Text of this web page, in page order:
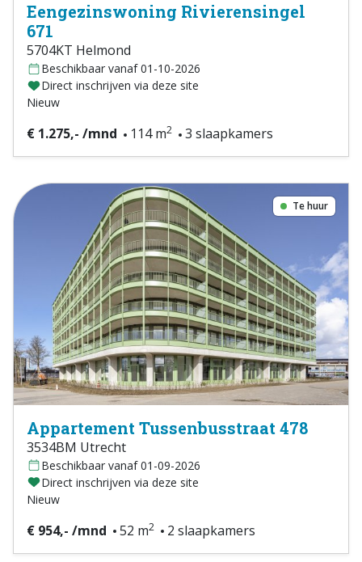
Eengezinswoning Rivierensingel
671
5704KT Helmond
Beschikbaar vanaf 01-10-2026
Direct inschrijven via deze site
Nieuw
€ 1.275,- /mnd 114 m2 3 slaapkamers
Te huur
Appartement Tussenbusstraat 478
3534BM Utrecht
Beschikbaar vanaf 01-09-2026
Direct inschrijven via deze site
Nieuw
€ 954,- /mnd 52 m2 2 slaapkamers